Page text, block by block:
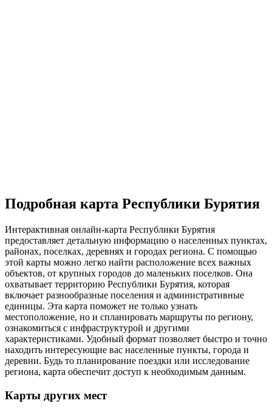
Подробная карта Республики Бурятия
Интерактивная онлайн-карта Республики Бурятия
предоставляет детальную информацию о населенных пунктах,
районах, поселках, деревнях и городах региона. С помощью
этой карты можно легко найти расположение всех важных
объектов, от крупных городов до маленьких поселков. Она
охватывает территорию Республики Бурятия, которая
включает разнообразные поселения и административные
единицы. Эта карта поможет не только узнать
местоположение, но и спланировать маршруты по региону,
ознакомиться с инфраструктурой и другими
характеристиками. Удобный формат позволяет быстро и точно
находить интересующие вас населенные пункты, города и
деревни. Будь то планирование поездки или исследование
региона, карта обеспечит доступ к необходимым данным.
Карты других мест